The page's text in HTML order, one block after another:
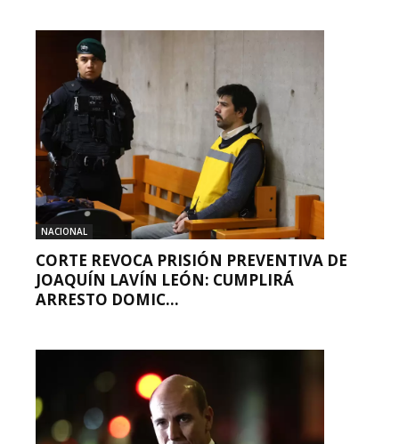
NACIONAL
CORTE REVOCA PRISIÓN PREVENTIVA DE
JOAQUÍN LAVÍN LEÓN: CUMPLIRÁ
ARRESTO DOMIC...